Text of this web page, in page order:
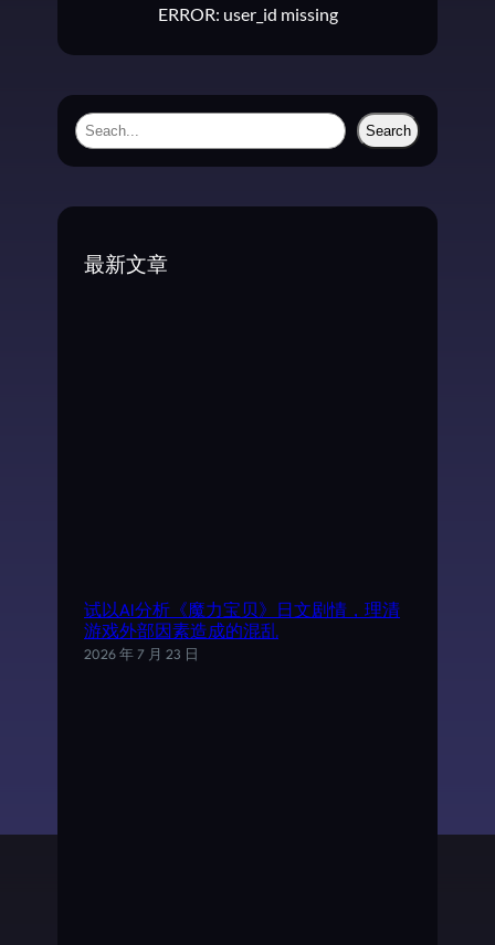
ERROR: user_id missing
S
Search
最新文章
试以AI分析《魔力宝贝》日文剧情，理清
游戏外部因素造成的混乱
2026 年 7 月 23 日